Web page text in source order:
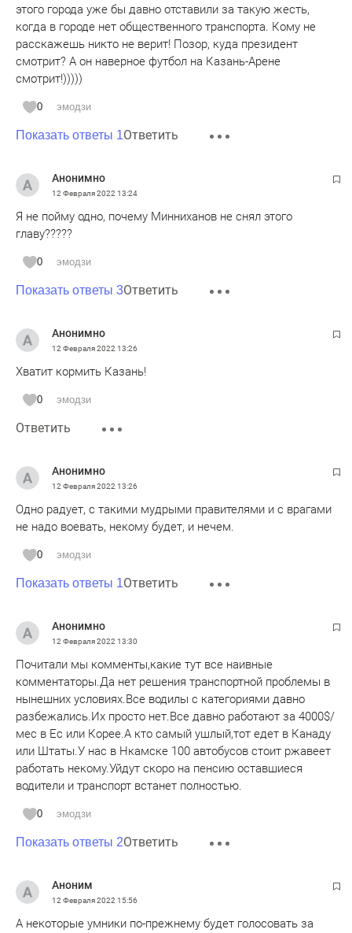
этого города уже бы давно отставили за такую жесть,
когда в городе нет общественного транспорта. Кому не
расскажешь никто не верит! Позор, куда президент
смотрит? А он наверное футбол на Казань-Арене
смотрит!)))))
0 эмодзи
Показать ответы 1Ответить
Анонимно
12 Февраля 2022 13:24
Я не пойму одно, почему Минниханов не снял этого
главу?????
0 эмодзи
Показать ответы 3Ответить
Анонимно
12 Февраля 2022 13:26
Хватит кормить Казань!
0 эмодзи
Ответить
Анонимно
12 Февраля 2022 13:26
Одно радует, с такими мудрыми правителями и с врагами
не надо воевать, некому будет, и нечем.
0 эмодзи
Показать ответы 1Ответить
Анонимно
12 Февраля 2022 13:30
Почитали мы комменты,какие тут все наивные
комментаторы.Да нет решения транспортной проблемы в
нынешних условиях.Все водилы с категориями давно
разбежались.Их просто нет.Все давно работают за 4000$/
мес в Ес или Корее.А кто самый ушлый,тот едет в Канаду
или Штаты.У нас в Нкамске 100 автобусов стоит ржавеет
работать некому.Уйдут скоро на пенсию оставшиеся
водители и транспорт встанет полностью.
0 эмодзи
Показать ответы 2Ответить
Аноним
12 Февраля 2022 15:56
А некоторые умники по-прежнему будет голосовать за